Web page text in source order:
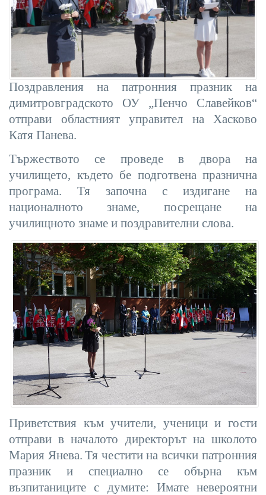
Поздравления на патронния празник на
димитровградското ОУ „Пенчо Славейков“
отправи областният управител на Хасково
Катя Панева.
Тържеството се проведе в двора на
училището, където бе подготвена празнична
програма. Тя започна с издигане на
националното знаме, посрещане на
училищното знаме и поздравителни слова.
Приветствия към учители, ученици и гости
отправи в началото директорът на школото
Мария Янева. Тя честити на всички патронния
празник и специално се обърна към
възпитаниците с думите: Имате невероятни